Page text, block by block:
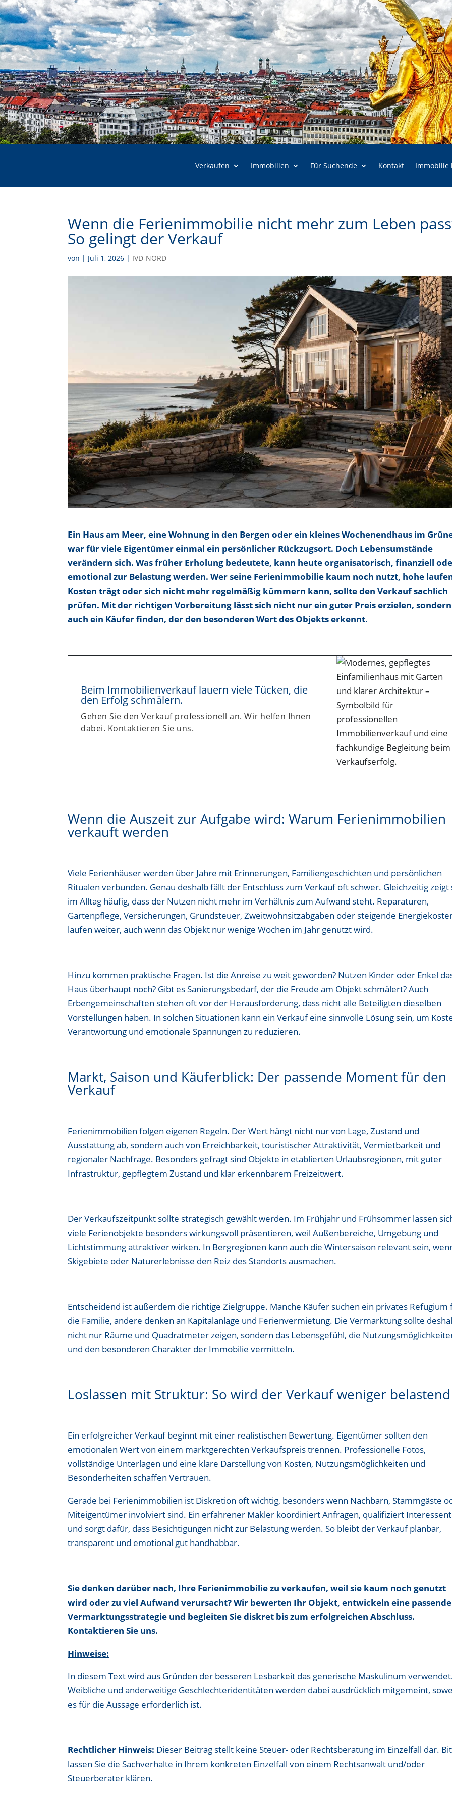
Verkaufen Immobilien Für Suchende Kontakt Immobilie
Wenn die Ferienimmobilie nicht mehr zum Leben
So gelingt der Verkauf
von | Juli 1, 2026 | IVD-NORD
Ein Haus am Meer, eine Wohnung in den Bergen oder ein kleines Wochenendhaus im
war für viele Eigentümer einmal ein persönlicher Rückzugsort. Doch Lebensumstände
verändern sich. Was früher Erholung bedeutete, kann heute organisatorisch, finanziell
emotional zur Belastung werden. Wer seine Ferienimmobilie kaum noch nutzt, hohe
Kosten trägt oder sich nicht mehr regelmäßig kümmern kann, sollte den Verkauf sachlich
prüfen. Mit der richtigen Vorbereitung lässt sich nicht nur ein guter Preis erzielen, sondern
auch ein Käufer finden, der den besonderen Wert des Objekts erkennt.
Beim Immobilienverkauf lauern viele Tücken, die
den Erfolg schmälern.
Gehen Sie den Verkauf professionell an. Wir helfen Ihnen
dabei. Kontaktieren Sie uns.
Wenn die Auszeit zur Aufgabe wird: Warum Ferienimmobilien
verkauft werden
Viele Ferienhäuser werden über Jahre mit Erinnerungen, Familiengeschichten und persönlichen
Ritualen verbunden. Genau deshalb fällt der Entschluss zum Verkauf oft schwer. Gleichzeitig zeigt
im Alltag häufig, dass der Nutzen nicht mehr im Verhältnis zum Aufwand steht. Reparaturen,
Gartenpflege, Versicherungen, Grundsteuer, Zweitwohnsitzabgaben oder steigende
laufen weiter, auch wenn das Objekt nur wenige Wochen im Jahr genutzt wird.
Hinzu kommen praktische Fragen. Ist die Anreise zu weit geworden? Nutzen Kinder oder Enkel
Haus überhaupt noch? Gibt es Sanierungsbedarf, der die Freude am Objekt schmälert? Auch
Erbengemeinschaften stehen oft vor der Herausforderung, dass nicht alle Beteiligten dieselben
Vorstellungen haben. In solchen Situationen kann ein Verkauf eine sinnvolle Lösung sein, um
Verantwortung und emotionale Spannungen zu reduzieren.
Markt, Saison und Käuferblick: Der passende Moment für den
Verkauf
Ferienimmobilien folgen eigenen Regeln. Der Wert hängt nicht nur von Lage, Zustand und
Ausstattung ab, sondern auch von Erreichbarkeit, touristischer Attraktivität, Vermietbarkeit und
regionaler Nachfrage. Besonders gefragt sind Objekte in etablierten Urlaubsregionen, mit guter
Infrastruktur, gepflegtem Zustand und klar erkennbarem Freizeitwert.
Der Verkaufszeitpunkt sollte strategisch gewählt werden. Im Frühjahr und Frühsommer lassen
viele Ferienobjekte besonders wirkungsvoll präsentieren, weil Außenbereiche, Umgebung und
Lichtstimmung attraktiver wirken. In Bergregionen kann auch die Wintersaison relevant sein,
Skigebiete oder Naturerlebnisse den Reiz des Standorts ausmachen.
Entscheidend ist außerdem die richtige Zielgruppe. Manche Käufer suchen ein privates Refugium
die Familie, andere denken an Kapitalanlage und Ferienvermietung. Die Vermarktung sollte
nicht nur Räume und Quadratmeter zeigen, sondern das Lebensgefühl, die
und den besonderen Charakter der Immobilie vermitteln.
Loslassen mit Struktur: So wird der Verkauf weniger belastend
Ein erfolgreicher Verkauf beginnt mit einer realistischen Bewertung. Eigentümer sollten den
emotionalen Wert von einem marktgerechten Verkaufspreis trennen. Professionelle Fotos,
vollständige Unterlagen und eine klare Darstellung von Kosten, Nutzungsmöglichkeiten und
Besonderheiten schaffen Vertrauen.
Gerade bei Ferienimmobilien ist Diskretion oft wichtig, besonders wenn Nachbarn, Stammgäste
Miteigentümer involviert sind. Ein erfahrener Makler koordiniert Anfragen, qualifiziert
und sorgt dafür, dass Besichtigungen nicht zur Belastung werden. So bleibt der Verkauf planbar,
transparent und emotional gut handhabbar.
Sie denken darüber nach, Ihre Ferienimmobilie zu verkaufen, weil sie kaum noch genutzt
wird oder zu viel Aufwand verursacht? Wir bewerten Ihr Objekt, entwickeln eine passende
Vermarktungsstrategie und begleiten Sie diskret bis zum erfolgreichen Abschluss.
Kontaktieren Sie uns.
Hinweise:
In diesem Text wird aus Gründen der besseren Lesbarkeit das generische Maskulinum
Weibliche und anderweitige Geschlechteridentitäten werden dabei ausdrücklich mitgemeint,
es für die Aussage erforderlich ist.
Rechtlicher Hinweis: Dieser Beitrag stellt keine Steuer- oder Rechtsberatung im Einzelfall dar.
lassen Sie die Sachverhalte in Ihrem konkreten Einzelfall von einem Rechtsanwalt und/oder
Steuerberater klären.